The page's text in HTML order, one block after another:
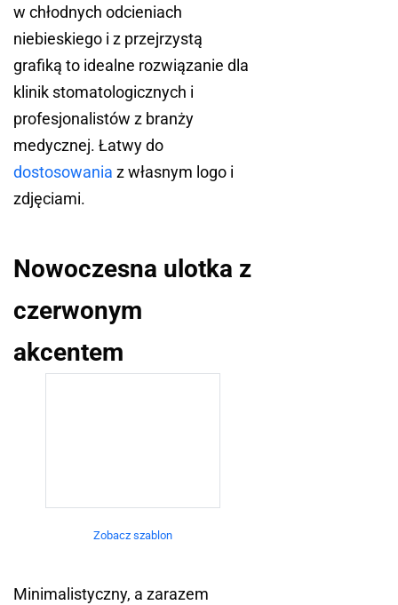
w chłodnych odcieniach
niebieskiego i z przejrzystą
grafiką to idealne rozwiązanie dla
klinik stomatologicznych i
profesjonalistów z branży
medycznej. Łatwy do
dostosowania z własnym logo i
zdjęciami.
Nowoczesna ulotka z
czerwonym
akcentem
Zobacz szablon
Minimalistyczny, a zarazem